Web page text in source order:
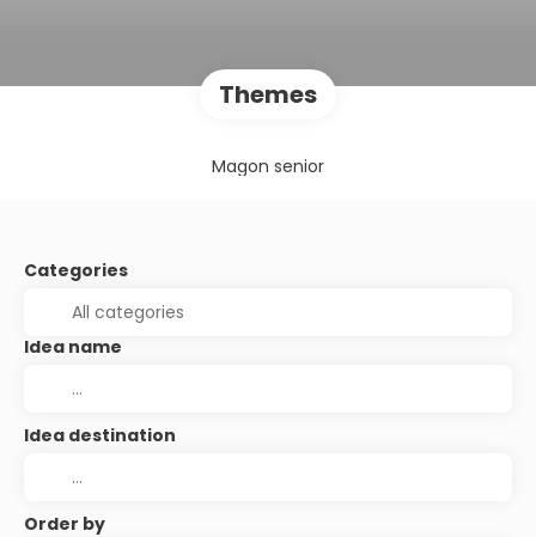
Themes
Magon senior
Categories
Idea name
Idea destination
Order by